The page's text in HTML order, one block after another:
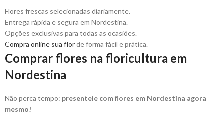
Flores frescas selecionadas diariamente.
Entrega rápida e segura em Nordestina.
Opções exclusivas para todas as ocasiões.
Compra online sua florde forma fácil e prática.
Comprar flores na floricultura em
Nordestina
Não perca tempo: presenteie com flores em Nordestina agora
mesmo!